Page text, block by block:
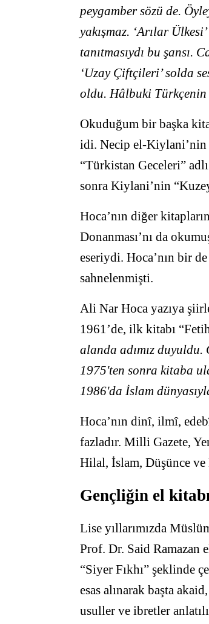
peygamber sözü de.
yakışmaz. ‘Arılar
tanıtmasıydı bu şansı.
‘Uzay Çiftçileri’ solda
oldu. Hâlbuki Türkçenin
Okuduğum bir başka
idi. Necip el-Kiylani’nin
“Türkistan Geceleri”
sonra Kiylani’nin
Hoca’nın diğer
Donanması’nı da
eseriydi. Hoca’nın bir
sahnelenmişti.
Ali Nar Hoca yazıya
1961’de, ilk kitabı
alanda adımız duyuldu.
1975'ten sonra kitaba
1986'da İslam
Hoca’nın dinî, ilmî,
fazladır. Milli Gazete,
Hilal, İslam, Düşünce ve
Gençliğin el
Lise yıllarımızda
Prof. Dr. Said Ramazan
“Siyer Fıkhı” şeklinde
esas alınarak başta
usuller ve ibretler